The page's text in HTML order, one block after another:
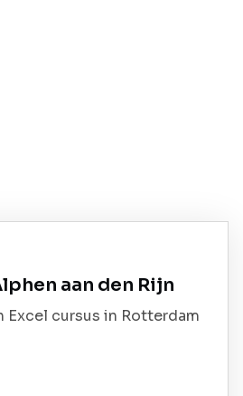
aan den Rijn
Excel cursus in Rotterdam